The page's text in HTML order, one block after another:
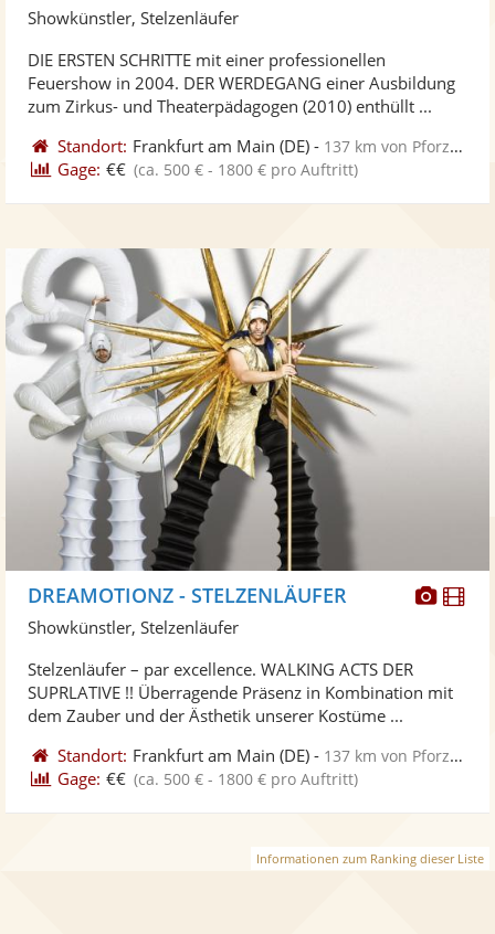
Showkünstler, Stelzenläufer
DIE ERSTEN SCHRITTE mit einer professionellen
Feuershow in 2004. DER WERDEGANG einer Ausbildung
zum Zirkus- und Theaterpädagogen (2010) enthüllt ...
Standort: Frankfurt am Main (DE) - 137 km von Pforzheim
Gage: €€ (ca. 500 € - 1800 € pro Auftritt)
DREAMOTIONZ - STELZENLÄUFER
Showkünstler, Stelzenläufer
Stelzenläufer – par excellence. WALKING ACTS DER
SUPRLATIVE !! Überragende Präsenz in Kombination mit
dem Zauber und der Ästhetik unserer Kostüme ...
Standort: Frankfurt am Main (DE) - 137 km von Pforzheim
Gage: €€ (ca. 500 € - 1800 € pro Auftritt)
Informationen zum Ranking dieser Liste